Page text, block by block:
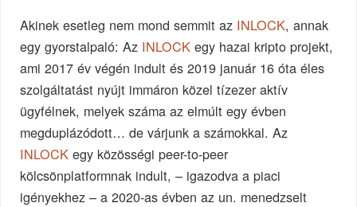
Akinek esetleg nem mond semmit az INLOCK, annak
egy gyorstalpaló: Az INLOCK egy hazai kripto projekt,
ami 2017 év végén indult és 2019 január 16 óta éles
szolgáltatást nyújt immáron közel tízezer aktív
ügyfélnek, melyek száma az elmúlt egy évben
megduplázódott… de várjunk a számokkal. Az
INLOCK egy közösségi peer-to-peer
kölcsönplatformnak indult, – igazodva a piaci
igényekhez – a 2020-as évben az un. menedzselt